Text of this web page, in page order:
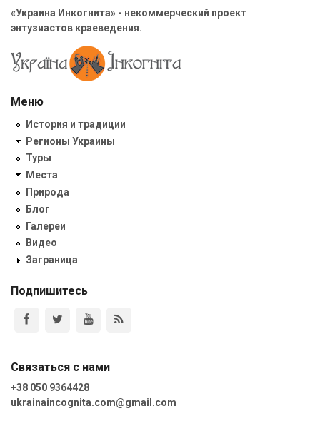
«Украина Инкогнита» - некоммерческий проект
энтузиастов краеведения.
Меню
История и традиции
Регионы Украины
Туры
Места
Природа
Блог
Галереи
Видео
Заграница
Подпишитесь
Связаться с нами
+38 050 9364428
ukrainaincognita.com@gmail.com